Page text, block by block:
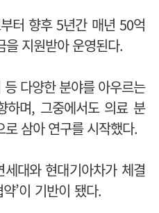
터 향후 5년간 매년 50억
지원받아 운영된다.
다양한 분야를 아우르는
하며, 그중에서도 의료 분
삼아 연구를 시작했다.
대와 현대기아차가 체결
’이 기반이 됐다.